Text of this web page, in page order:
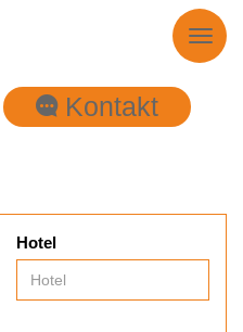
Toggle
Kontakt
Hotel